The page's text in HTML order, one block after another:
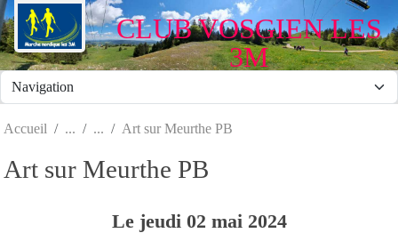
CLUB VOSGIEN LES
3M
Accueil Art sur Meurthe PB
Art sur Meurthe PB
Le jeudi 02 mai 2024
Panneau de gestion des cookies